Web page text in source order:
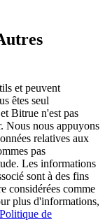
de copy
et peuvent
êtes seul
Bitrue n'est pas
Nous nous appuyons
relatives aux
pas
Les informations
sont à des fins
considérées comme
plus d'informations,
Politique de